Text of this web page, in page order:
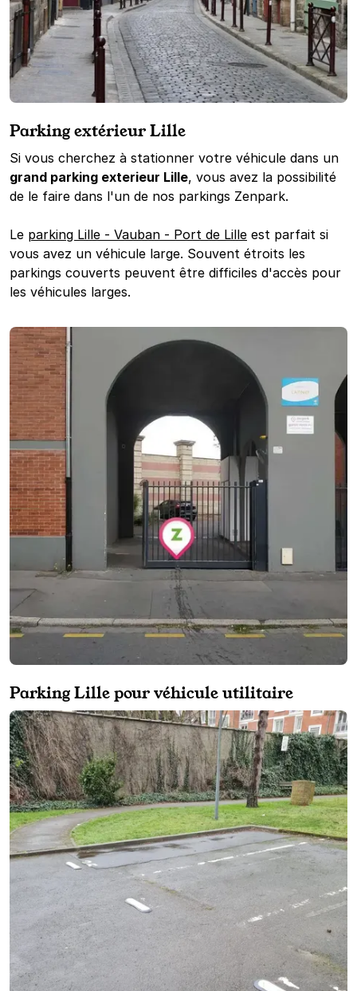
Parking extérieur Lille
Si vous cherchez à stationner votre véhicule dans un
grand parking exterieur Lille, vous avez la possibilité
de le faire dans l'un de nos parkings Zenpark.
Le parking Lille - Vauban - Port de Lille est parfait si
vous avez un véhicule large. Souvent étroits les
parkings couverts peuvent être difficiles d'accès pour
les véhicules larges.
Parking Lille pour véhicule utilitaire